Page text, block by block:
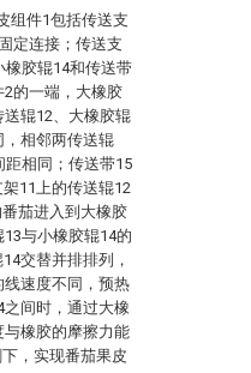
组件1包括传送支
定连接；传送支
橡胶辊14和传送带
的一端，大橡胶
辊12、大橡胶辊
，相邻两传送辊
距相同；传送带15
11上的传送辊12
茄进入到大橡胶
与小橡胶辊14的
交替并排排列，
线速度不同，预热
间时，通过大橡
与橡胶的摩擦力能
，实现番茄果皮